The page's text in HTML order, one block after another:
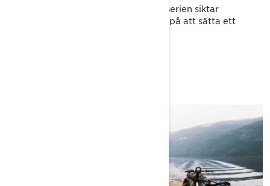
I det femte avsnittet av The Big 5-serien siktar
Andreas Bergmark och proffåkare på att sätta ett